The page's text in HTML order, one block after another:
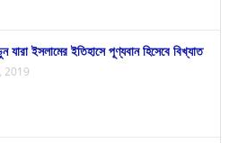
যারা ইসলামের ইতিহাসে পূণ্যবান হিসেবে বিখ্যাত
2019